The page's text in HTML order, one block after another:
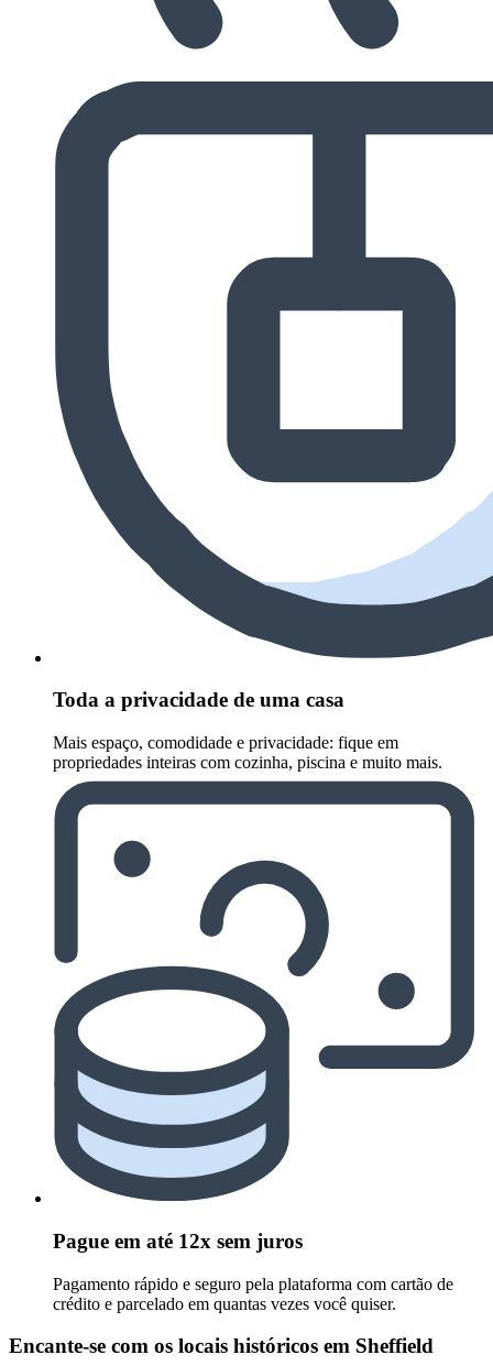
Toda a privacidade de uma casa
Mais espaço, comodidade e privacidade: fique em
propriedades inteiras com cozinha, piscina e muito mais.
Pague em até 12x sem juros
Pagamento rápido e seguro pela plataforma com cartão de
crédito e parcelado em quantas vezes você quiser.
Encante-se com os locais históricos em Sheffield